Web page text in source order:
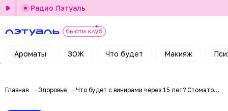
Ароматы ЗОЖ Что будет Макияж
Радио Лэтуаль
Главная Здоровье Что будет с винирами через 15 лет? Стоматолог — о сроках службы и признаках износа